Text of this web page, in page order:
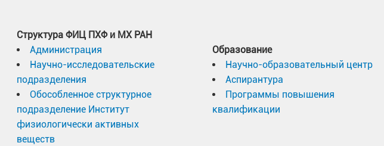
Структура ФИЦ ПХФ и МХ РАН
Администрация
Научно-исследовательские
подразделения
Обособленное структурное
подразделение Институт
физиологически активных
веществ
Образование
Научно-образовательный центр
Аспирантура
Программы повышения
квалификации